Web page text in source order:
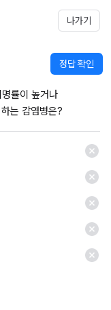
나가기
정답 확인
명률이 높거나
는 감염병은?